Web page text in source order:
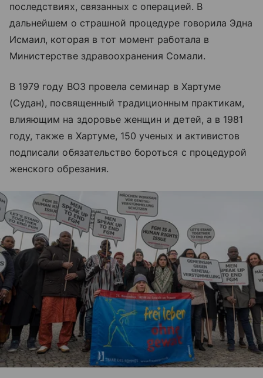
последствиях, связанных с операцией. В
дальнейшем о страшной процедуре говорила Эдна
Исмаил, которая в тот момент работала в
Министерстве здравоохранения Сомали.
В 1979 году ВОЗ провела семинар в Хартуме
(Судан), посвященный традиционным практикам,
влияющим на здоровье женщин и детей, а в 1981
году, также в Хартуме, 150 ученых и активистов
подписали обязательство бороться с процедурой
женского обрезания.